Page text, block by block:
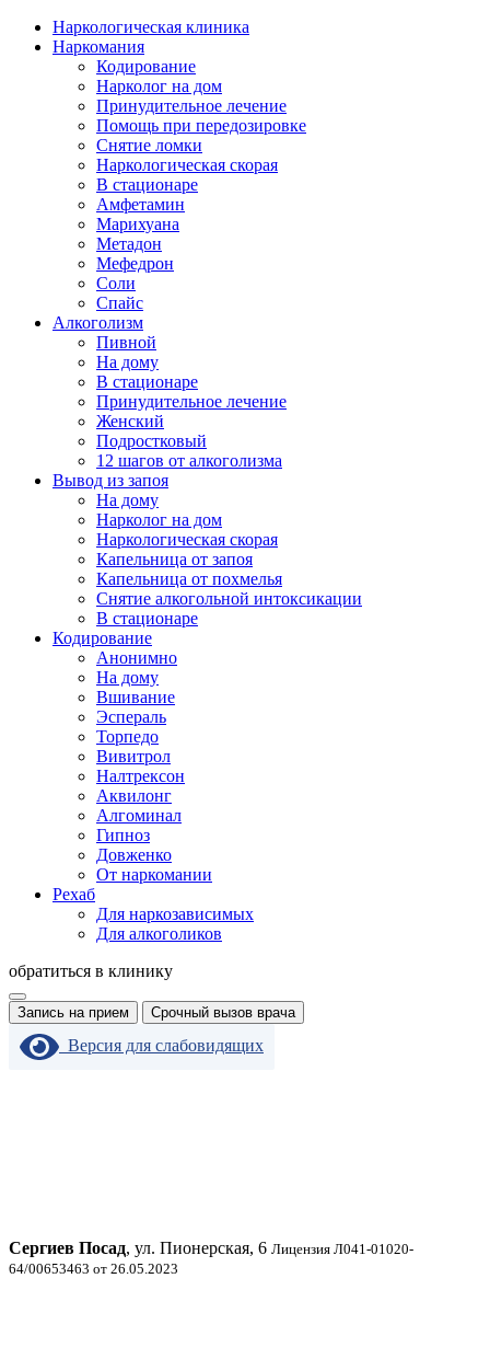
Наркологическая клиника
Наркомания
Кодирование
Нарколог на дом
Принудительное лечение
Помощь при передозировке
Снятие ломки
Наркологическая скорая
В стационаре
Амфетамин
Марихуана
Метадон
Мефедрон
Соли
Спайс
Алкоголизм
Пивной
На дому
В стационаре
Принудительное лечение
Женский
Подростковый
12 шагов от алкоголизма
Вывод из запоя
На дому
Нарколог на дом
Наркологическая скорая
Капельница от запоя
Капельница от похмелья
Снятие алкогольной интоксикации
В стационаре
Кодирование
Анонимно
На дому
Вшивание
Эспераль
Торпедо
Вивитрол
Налтрексон
Аквилонг
Алгоминал
Гипноз
Довженко
От наркомании
Рехаб
Для наркозависимых
Для алкоголиков
обратиться в клинику
Запись на прием Срочный вызов врача
Версия для слабовидящих
Сергиев Посад, ул. Пионерская, 6 Лицензия Л041-01020-
64/00653463 от 26.05.2023